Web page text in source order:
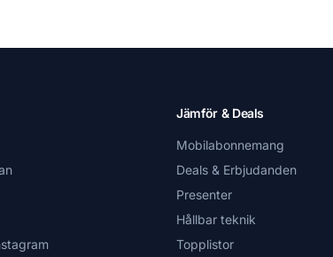
Jämför & Deals
Mobilabonnemang
Deals & Erbjudanden
Presenter
Hållbar teknik
Topplistor